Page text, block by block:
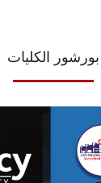
بورشور الكليات